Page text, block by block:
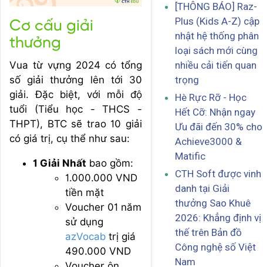
Cơ cấu giải
thưởng
Vua từ vựng 2024 có tổng
số giải thưởng lên tới 30
giải. Đặc biệt, với mỗi độ
tuổi (Tiểu học - THCS -
THPT), BTC sẽ trao 10 giải
có giá trị, cụ thể như sau:
1 Giải Nhất bao gồm:
1.000.000 VND
tiền mặt
Voucher 01 năm
sử dụng
azVocab trị giá
490.000 VND
[THÔNG BÁO] Raz-
Plus (Kids A-Z) cập
nhật hệ thống phân
loại sách mới cùng
nhiều cải tiến quan
trọng
Hè Rực Rỡ - Học
Hết Cỡ: Nhận ngay
Ưu đãi đến 30% cho
Achieve3000 &
Matific
CTH Soft được vinh
danh tại Giải
thưởng Sao Khuê
2026: Khẳng định vị
thế trên Bản đồ
Công nghệ số Việt
Nam